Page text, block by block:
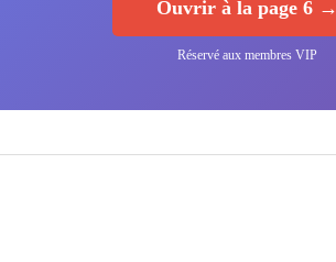
Ouvrir à la page 6 →
Réservé aux membres VIP